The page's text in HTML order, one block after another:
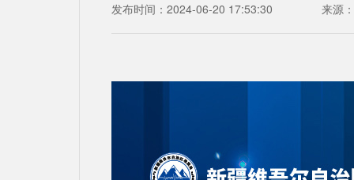
发布时间：2024-06-20 17:53:30 来源：